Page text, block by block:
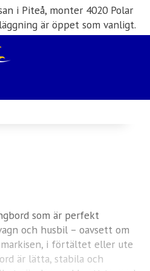
i Piteå, monter 4020 Polar
är öppet som vanligt.
Husbilsuthyrning
Verkstad
som är perfekt
och husbil – oavsett om
i förtältet eller ute
är lätta, stabila och